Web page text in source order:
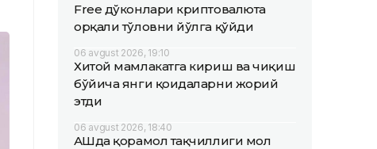
Free дўконлари криптовалюта
орқали тўловни йўлга қўйди
06 avgust 2026, 19:10
Хитой мамлакатга кириш ва чиқиш
бўйича янги қоидаларни жорий
этди
06 avgust 2026, 18:40
АҚШда қорамол тақчиллиги мол